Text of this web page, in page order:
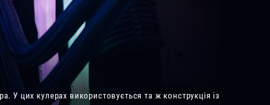
У цих кулерах використовується та ж конструкція із